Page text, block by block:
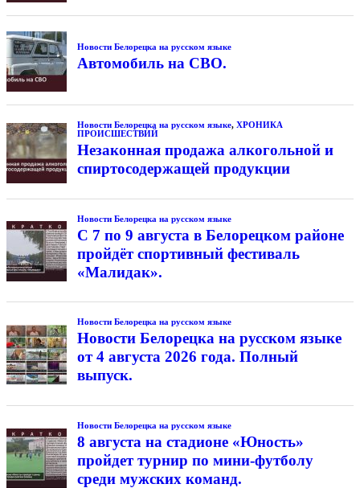
Новости Белорецка на русском языке
Автомобиль на СВО.
Новости Белорецка на русском языке, ХРОНИКА
ПРОИСШЕСТВИЙ
Незаконная продажа алкогольной и
спиртосодержащей продукции
Новости Белорецка на русском языке
С 7 по 9 августа в Белорецком районе
пройдёт спортивный фестиваль
«Малидак».
Новости Белорецка на русском языке
Новости Белорецка на русском языке
от 4 августа 2026 года. Полный
выпуск.
Новости Белорецка на русском языке
8 августа на стадионе «Юность»
пройдет турнир по мини-футболу
среди мужских команд.